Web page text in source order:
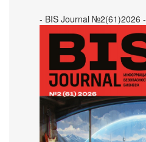
- BIS Journal №2(61)2026 -